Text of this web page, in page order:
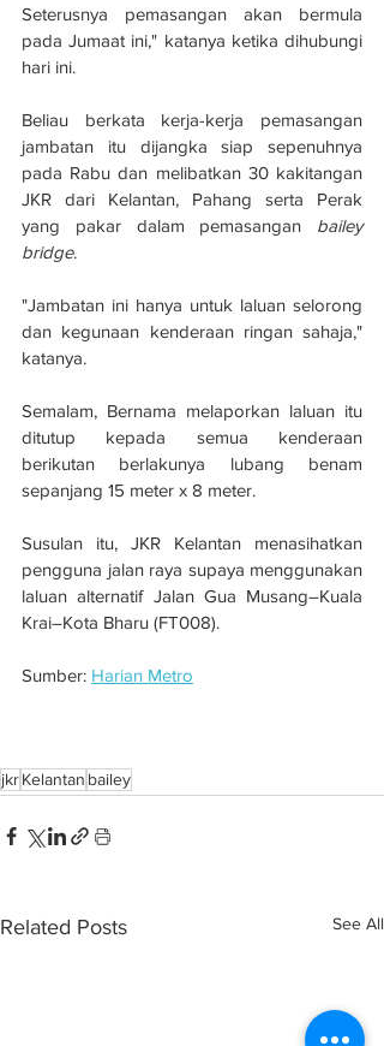
Seterusnya pemasangan akan bermula
pada Jumaat ini," katanya ketika dihubungi
hari ini.
Beliau berkata kerja-kerja pemasangan
jambatan itu dijangka siap sepenuhnya
pada Rabu dan melibatkan 30 kakitangan
JKR dari Kelantan, Pahang serta Perak
yang pakar dalam pemasangan bailey
bridge.
"Jambatan ini hanya untuk laluan selorong
dan kegunaan kenderaan ringan sahaja,"
katanya.
Semalam, Bernama melaporkan laluan itu
ditutup kepada semua kenderaan
berikutan berlakunya lubang benam
sepanjang 15 meter x 8 meter.
Susulan itu, JKR Kelantan menasihatkan
pengguna jalan raya supaya menggunakan
laluan alternatif Jalan Gua Musang–Kuala
Krai–Kota Bharu (FT008).
Sumber: Harian Metro
jkrKelantan bailey
Related Posts See All